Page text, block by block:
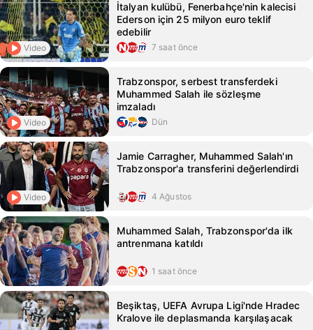
Video
İtalyan kulübü, Fenerbahçe'nin kalecisi
Ederson için 25 milyon euro teklif
edebilir
7 saat önce
Video
Trabzonspor, serbest transferdeki
Muhammed Salah ile sözleşme
imzaladı
Dün
Video
Jamie Carragher, Muhammed Salah'ın
Trabzonspor'a transferini değerlendirdi
4 Ağustos
Muhammed Salah, Trabzonspor'da ilk
antrenmana katıldı
1 saat önce
Beşiktaş, UEFA Avrupa Ligi'nde Hradec
Kralove ile deplasmanda karşılaşacak